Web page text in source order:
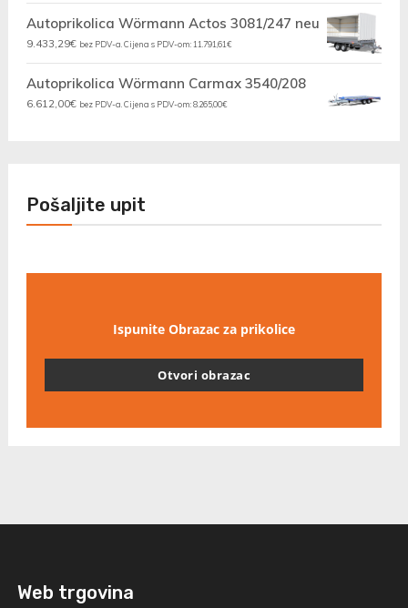
Autoprikolica Wörmann Actos 3081/247 neu
9.433,29€ bez PDV-a. Cijena s PDV-om: 11.791,61€
Autoprikolica Wörmann Carmax 3540/208
6.612,00€ bez PDV-a. Cijena s PDV-om:8.265,00€
Pošaljite upit
Ispunite Obrazac za prikolice
Otvori obrazac
Web trgovina